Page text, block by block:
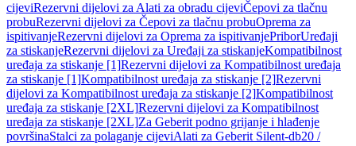
cijeviRezervni dijelovi za Alati za obradu cijeviČepovi za tlačnu
probuRezervni dijelovi za Čepovi za tlačnu probuOprema za
ispitivanjeRezervni dijelovi za Oprema za ispitivanjePriborUređaji
za stiskanjeRezervni dijelovi za Uređaji za stiskanjeKompatibilnost
uređaja za stiskanje [1]Rezervni dijelovi za Kompatibilnost uređaja
za stiskanje [1]Kompatibilnost uređaja za stiskanje [2]Rezervni
dijelovi za Kompatibilnost uređaja za stiskanje [2]Kompatibilnost
uređaja za stiskanje [2XL]Rezervni dijelovi za Kompatibilnost
uređaja za stiskanje [2XL]Za Geberit podno grijanje i hlađenje
površinaStalci za polaganje cijeviAlati za Geberit Silent-db20 /